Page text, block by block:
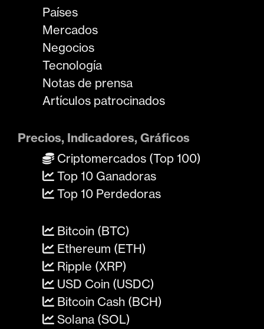
Países
Mercados
Negocios
Tecnología
Notas de prensa
Artículos patrocinados
Precios, Indicadores, Gráficos
Criptomercados (Top 100)
Top 10 Ganadoras
Top 10 Perdedoras
Bitcoin (BTC)
Ethereum (ETH)
Ripple (XRP)
USD Coin (USDC)
Bitcoin Cash (BCH)
Solana (SOL)